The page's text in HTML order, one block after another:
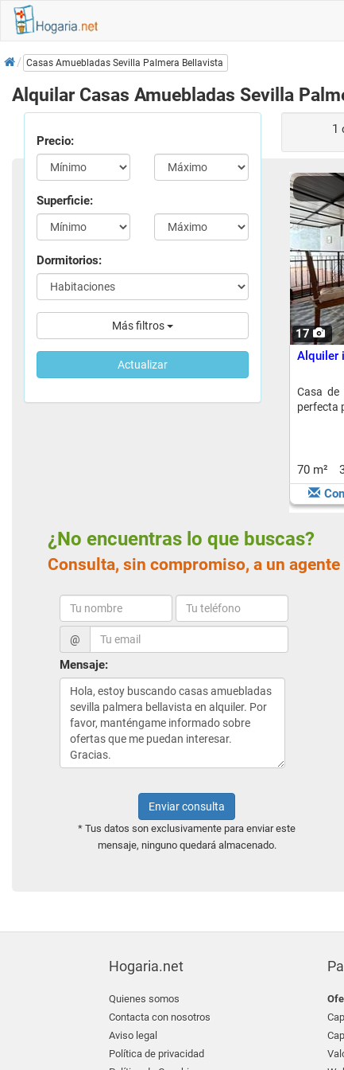
InicioCasas Amuebladas Sevilla Palmera Bellavista
Alquilar Casas Amuebladas Sevilla
Precio:
Superficie:
Dormitorios:
Más filtros
Actualizar
17
Alquiler
Casa
perfecta
70 m²
¿No encuentras lo que buscas?
Consulta, sin compromiso, a un
@
Mensaje:
Enviar consulta
* Tus datos son exclusivamente para enviar este
mensaje, ninguno quedará almacenado.
Hogaria.net
Quienes somos
Contacta con nosotros
Aviso legal
Política de privacidad